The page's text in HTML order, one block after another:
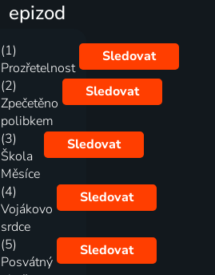
epizod
(1)
Prozřetelnost
Sledovat
(2)
Zpečetěno
polibkem
Sledovat
(3)
Škola
Měsíce
Sledovat
(4)
Vojákovo
srdce
Sledovat
(5)
Posvátný
Sledovat